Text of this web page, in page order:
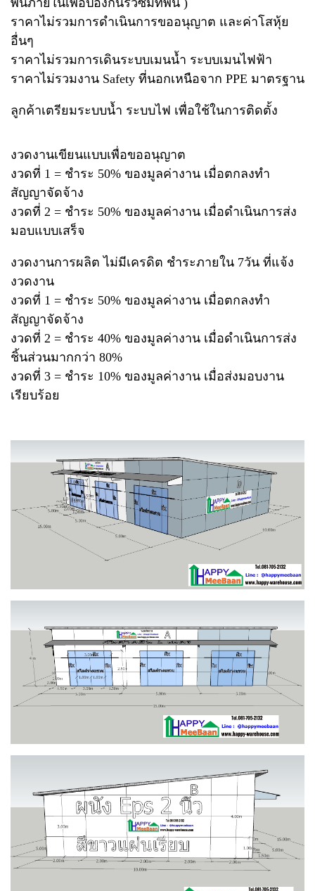
พื้นภายในเพื่อป้องกันรั่วซึมที่พื้น )
ราคาไม่รวมการดำเนินการขออนุญาต และค่าโสหุ้ย
อื่นๆ
ราคาไม่รวมการเดินระบบเมนน้ำ ระบบเมนไฟฟ้า
ราคาไม่รวมงาน Safety ที่นอกเหนือจาก PPE มาตรฐาน
ลูกค้าเตรียมระบบน้ำ ระบบไฟ เพื่อใช้ในการติดตั้ง
งวดงานเขียนแบบเพื่อขออนุญาต
งวดที่ 1 = ชำระ 50% ของมูลค่างาน เมื่อตกลงทำ
สัญญาจัดจ้าง
งวดที่ 2 = ชำระ 50% ของมูลค่างาน เมื่อดำเนินการส่ง
มอบแบบเสร็จ
งวดงานการผลิต ไม่มีเครดิต ชำระภายใน 7วัน ที่แจ้ง
งวดงาน
งวดที่ 1 = ชำระ 50% ของมูลค่างาน เมื่อตกลงทำ
สัญญาจัดจ้าง
งวดที่ 2 = ชำระ 40% ของมูลค่างาน เมื่อดำเนินการส่ง
ชิ้นส่วนมากกว่า 80%
งวดที่ 3 = ชำระ 10% ของมูลค่างาน เมื่อส่งมอบงาน
เรียบร้อย